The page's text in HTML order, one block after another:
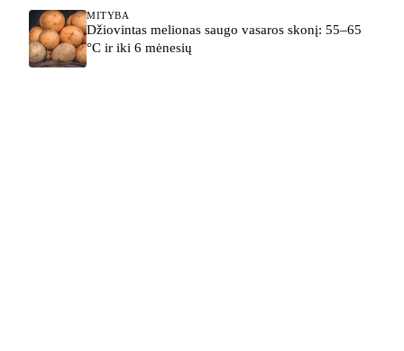
MITYBA
Džiovintas melionas saugo vasaros skonį: 55–65
°C ir iki 6 mėnesių